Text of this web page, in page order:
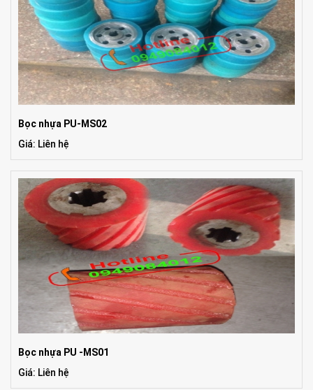
Bọc nhựa PU-MS02
Giá: Liên hệ
Bọc nhựa PU -MS01
Giá: Liên hệ